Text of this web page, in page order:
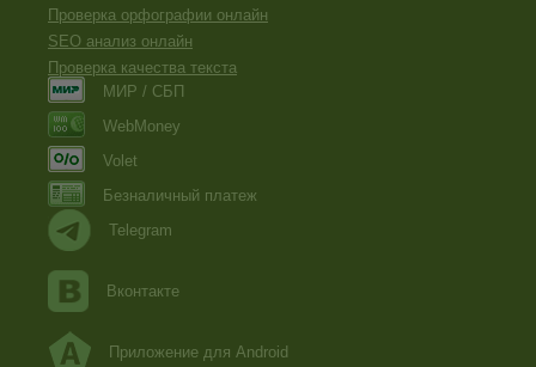
Проверка орфографии онлайн
SEO анализ онлайн
Проверка качества текста
МИР / СБП
WebMoney
Volet
Безналичный платеж
Telegram
Вконтакте
Приложение для Android